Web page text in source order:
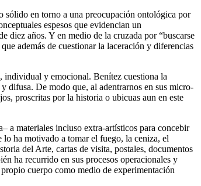
sólido en torno a una preocupación ontológica por
espesos que evidencian un
diez años. Y en medio de la cruzada por “buscarse
además de cuestionar la laceración y diferencias
individual y emocional. Benítez cuestiona la
difusa. De modo que, al adentrarnos en sus micro-
proscritas por la historia o ubicuas aun en este
a materiales incluso extra-artísticos para concebir
ha motivado a tomar el fuego, la ceniza, el
del Arte, cartas de visita, postales, documentos
ha recurrido en sus procesos operacionales y
cuerpo como medio de experimentación